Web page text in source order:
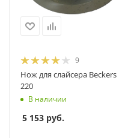
9
Нож для слайсера Beckers
220
В наличии
5 153 руб.